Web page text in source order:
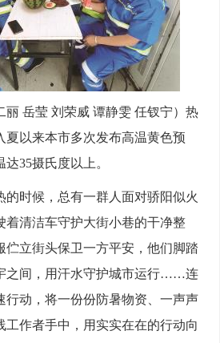
丽 岳莹 刘荣威 谭静雯 任钗宁）热
夏以来本市多次发布高温黄色预
35摄氏度以上。
时候，总有一群人面对骄阳似火
着清洁车守护大街小巷的干净整
伫立街头保卫一方平安，他们脚踏
之间，用汗水守护城市运行……连
行动，将一份份防暑物资、一声声
工作者手中，用实实在在的行动向